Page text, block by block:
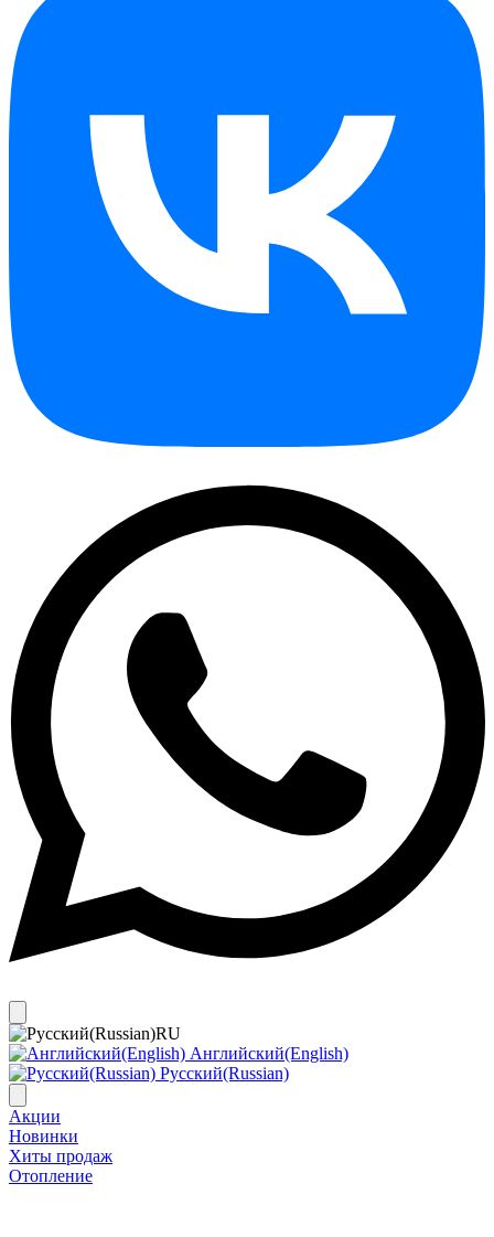
RU
Английский(English)
Русский(Russian)
Акции
Новинки
Хиты продаж
Отопление